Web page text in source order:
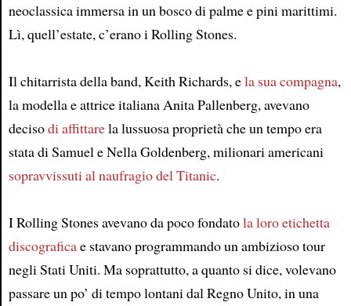
Article
neoclassica immersa in un bosco di palme e pini marittimi.
Lì, quell’estate, c’erano i Rolling Stones.
Il chitarrista della band, Keith Richards, ela sua compagna,
la modella e attrice italiana Anita Pallenberg, avevano
decisodi affittarela lussuosa proprietà che un tempo era
stata di Samuel e Nella Goldenberg, milionari americani
sopravvissuti al naufragio del Titanic.
I Rolling Stones avevano da poco fondatola loro etichetta
discograficae stavano programmando un ambizioso tour
negli Stati Uniti. Ma soprattutto, a quanto si dice, volevano
passare un po’ di tempo lontani dal Regno Unito, in una